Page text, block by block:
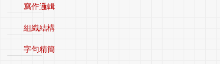
寫作邏輯
組織結構
字句精簡